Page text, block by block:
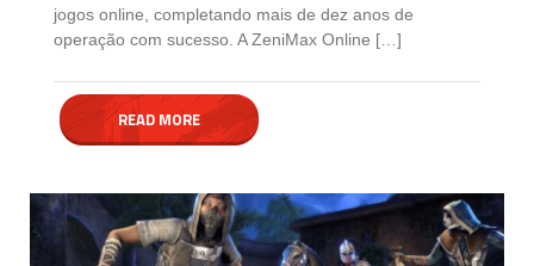
jogos online, completando mais de dez anos de
operação com sucesso. A ZeniMax Online […]
READ MORE